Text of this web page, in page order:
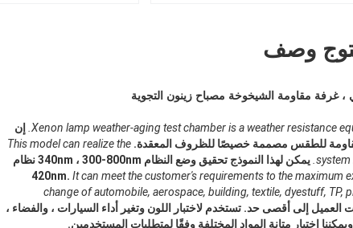
وصف
Xenon lamp weather-aging test chamber is a weather resistance
إن
للطقس مصممة خصيصًا للظروف المعقدة. This model can realize the
يمكن لهذا النموذج تحقيق وضع النظام 340nm ، 300-800nm ​​نظام
It can meet the customer's requirements to the
change of automobile, aerospace, building, textile, dyestuff,
العميل إلى أقصى حد. تستخدم لاختبار اللون وتغير أداء السيارات ، والفضاء ،